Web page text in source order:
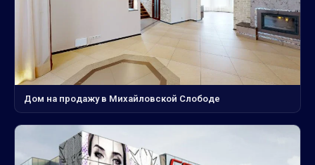
Дом на продажу в Михайловской Слободе